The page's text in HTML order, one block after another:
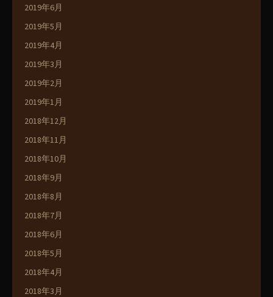
2019年6月
2019年5月
2019年4月
2019年3月
2019年2月
2019年1月
2018年12月
2018年11月
2018年10月
2018年9月
2018年8月
2018年7月
2018年6月
2018年5月
2018年4月
2018年3月